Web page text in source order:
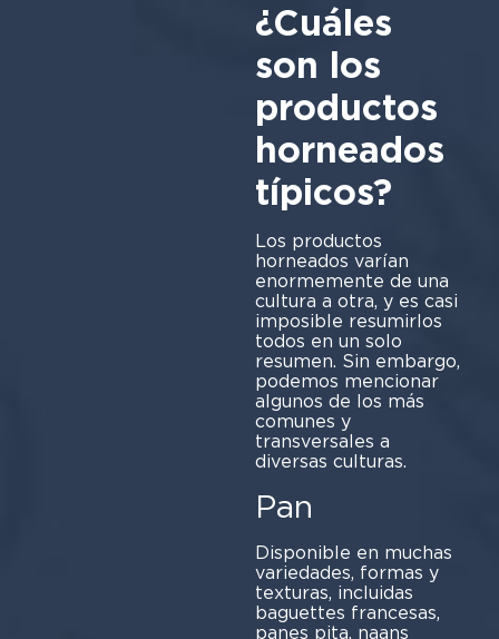
¿Cuáles
son los
productos
horneados
típicos?
Los productos
horneados varían
enormemente de una
cultura a otra, y es casi
imposible resumirlos
todos en un solo
resumen. Sin embargo,
podemos mencionar
algunos de los más
comunes y
transversales a
diversas culturas.
Pan
Disponible en muchas
variedades, formas y
texturas, incluidas
baguettes francesas,
panes pita, naans